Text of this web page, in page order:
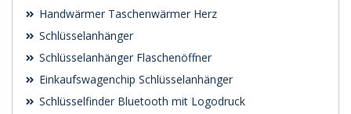
Handwärmer Taschenwärmer Herz
Schlüsselanhänger
Schlüsselanhänger Flaschenöffner
Einkaufswagenchip Schlüsselanhänger
Schlüsselfinder Bluetooth mit Logodruck